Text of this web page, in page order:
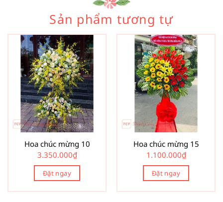
Sản phẩm tương tự
Hoa chúc mừng 10
3.350.000₫
Đặt ngay
Hoa chúc mừng 15
1.100.000₫
Đặt ngay